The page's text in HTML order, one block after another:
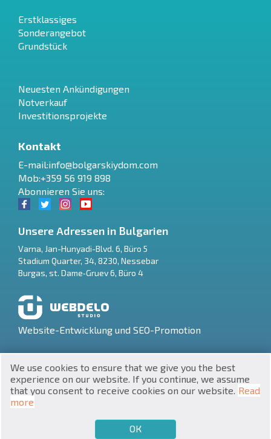
$
₴
zł BG
Erstklassiges
Sonderangebot
Grundstück
Neuesten Ankündigungen
Notverkauf
Investitionsprojekte
Kontakt
E-mail:info@bolgarskiydom.com
Mob:+359 56 919 898
Abonnieren Sie uns:
Unsere Adressen in Bulgarien
Varna, Jan-Hunyadi-Blvd. 6, Büro 5
Stadium Quarter, 34, 8230, Nessebar
Burgas, st. Dame‑Gruev 6, Büro 4
Website-Entwicklung und SEO-Promotion
UNIC 201160903
We use cookies to ensure that we give you the best
experience on our website. If you continue, we assume
that you consent to receive cookies on our website. Read
more
ОК